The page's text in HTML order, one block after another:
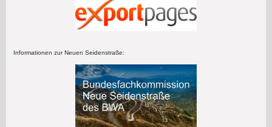
Informationen zur Neuen Seidenstraße: